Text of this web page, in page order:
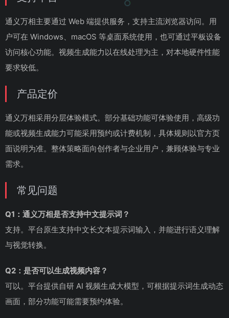
通义万相主要通过 Web 端提供服务，支持主流浏览器访问。用
户可在 Windows、macOS 等桌面系统使用，也可通过平板设备
访问核心功能。视频生成能力以在线处理为主，对本地硬件性能
要求较低。
产品定价
通义万相采用分层体验模式。部分基础功能可体验使用，高级功
能或视频生成能力可能采用预约或计费机制，具体规则以官方页
面说明为准。整体策略面向创作者与企业用户，兼顾体验与专业
需求。
常见问题
Q1：通义万相是否支持中文提示词？
支持。平台原生支持中文长文本提示词输入，并能进行语义理解
与视觉转换。
Q2：是否可以生成视频内容？
可以。平台提供自研 AI 视频生成大模型，可根据提示词生成动态
画面，部分功能可能需要预约体验。